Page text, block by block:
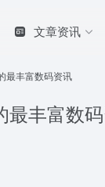
文章资讯
最丰富数码资讯
最丰富数